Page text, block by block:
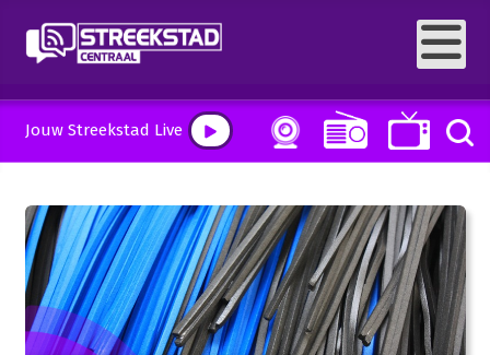
Jouw Streekstad Live